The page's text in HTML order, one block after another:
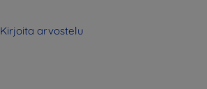
Kirjoita arvostelu